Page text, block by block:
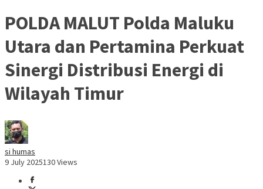
POLDA MALUT Polda Maluku
Utara dan Pertamina Perkuat
Sinergi Distribusi Energi di
Wilayah Timur
si humas
9 July 2025130 Views